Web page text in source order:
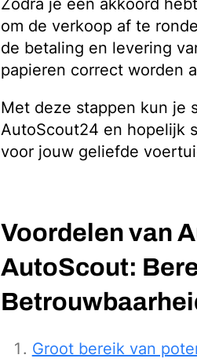
Zodra je een akkoord
om de verkoop af te
de betaling en levering
papieren correct worden
Met deze stappen kun je
AutoScout24 en hopelijk
voor jouw geliefde
Voordelen van
AutoScout:
Groot bereik van